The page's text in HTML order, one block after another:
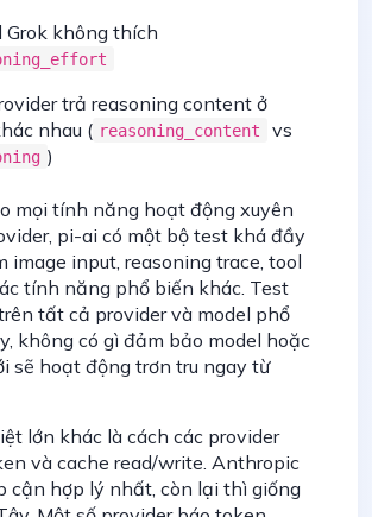
Grok không thích
trả reasoning content ở
nhau ( reasoning_content vs
)
mọi tính năng hoạt động xuyên
pi-ai có một bộ test khá đầy
image input, reasoning trace, tool
tính năng phổ biến khác. Test
tất cả provider và model phổ
không có gì đảm bảo model hoặc
sẽ hoạt động trơn tru ngay từ
lớn khác là cách các provider
và cache read/write. Anthropic
cận hợp lý nhất, còn lại thì giống